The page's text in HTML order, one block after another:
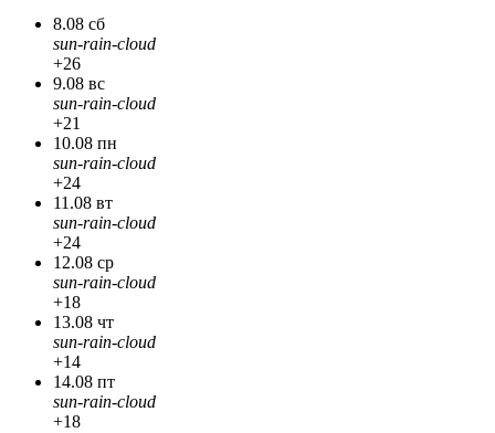
8.08 сб
sun-rain-cloud
+26
9.08 вс
sun-rain-cloud
+21
10.08 пн
sun-rain-cloud
+24
11.08 вт
sun-rain-cloud
+24
12.08 ср
sun-rain-cloud
+18
13.08 чт
sun-rain-cloud
+14
14.08 пт
sun-rain-cloud
+18